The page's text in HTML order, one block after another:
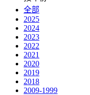
全部
2025
2024
2023
2022
2021
2020
2019
2018
2009-1999